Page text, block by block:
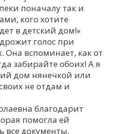
поначалу так и
кого хотите
в детский дом!»
голос при
Она вспоминает, как от
забирайте обоих! А я
дом нянечкой или
не отдам и
благодарит
помогла ей
все документы,